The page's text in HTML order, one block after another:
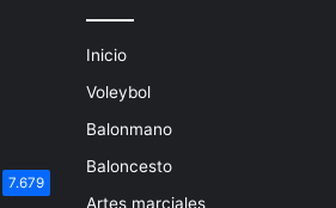
7.679
Inicio
Voleybol
Balonmano
Baloncesto
Artes marciales